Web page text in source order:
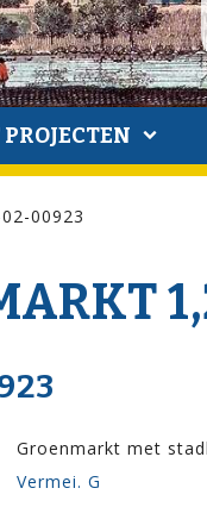
00923
Groenmarkt met
Vermei. G